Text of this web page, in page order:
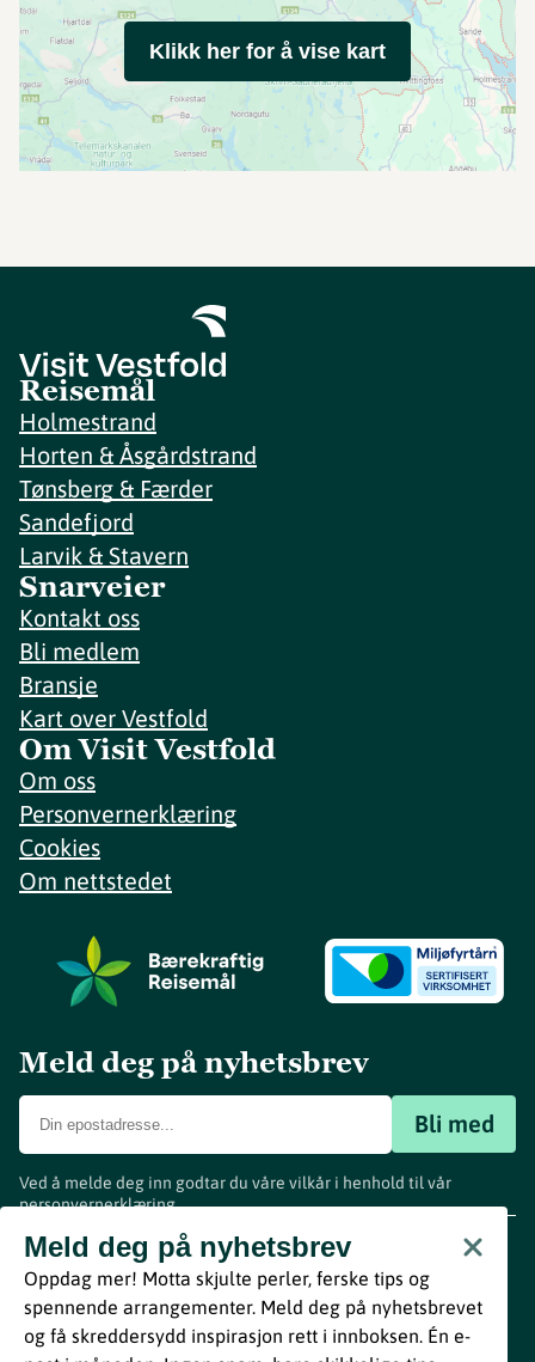
Klikk her for å vise kart
Reisemål
Holmestrand
Horten & Åsgårdstrand
Tønsberg & Færder
Sandefjord
Larvik & Stavern
Snarveier
Kontakt oss
Bli medlem
Bransje
Kart over Vestfold
Om Visit Vestfold
Om oss
Personvernerklæring
Cookies
Om nettstedet
Meld deg på nyhetsbrev
Bli med
Ved å melde deg inn godtar du våre vilkår i henhold til vår
personvernerklæring.
Meld deg på nyhetsbrev
Oppdag mer! Motta skjulte perler, ferske tips og
spennende arrangementer. Meld deg på nyhetsbrevet
og få skreddersydd inspirasjon rett i innboksen. Én e-
www.visitvestfold.com
Turistinformasjon
Vestfold Fylkeskommune
ByBreakfast